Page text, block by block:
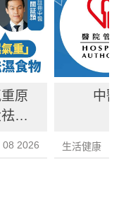
原
濕
08 2026
中醫
生活健康